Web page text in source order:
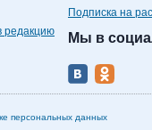
редакцию
Подписка на
Мы в
персональных данных